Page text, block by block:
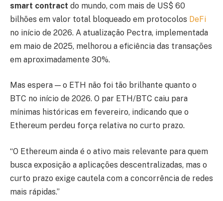
smart contract do mundo, com mais de US$ 60
bilhões em valor total bloqueado em protocolos DeFi
no início de 2026. A atualização Pectra, implementada
em maio de 2025, melhorou a eficiência das transações
em aproximadamente 30%.
Mas espera — o ETH não foi tão brilhante quanto o
BTC no início de 2026. O par ETH/BTC caiu para
mínimas históricas em fevereiro, indicando que o
Ethereum perdeu força relativa no curto prazo.
“O Ethereum ainda é o ativo mais relevante para quem
busca exposição a aplicações descentralizadas, mas o
curto prazo exige cautela com a concorrência de redes
mais rápidas.”